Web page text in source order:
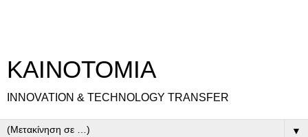
ΚΑΙΝΟΤΟΜΙΑ
INNOVATION & TECHNOLOGY TRANSFER
▼